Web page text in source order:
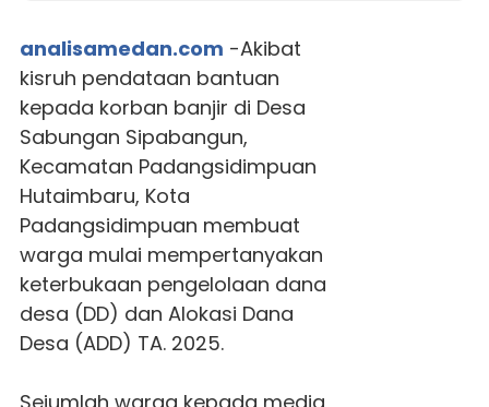
analisamedan.com -Akibat
kisruh pendataan bantuan
kepada korban banjir di Desa
Sabungan Sipabangun,
Kecamatan Padangsidimpuan
Hutaimbaru, Kota
Padangsidimpuan membuat
warga mulai mempertanyakan
keterbukaan pengelolaan dana
desa (DD) dan Alokasi Dana
Desa (ADD) TA. 2025.